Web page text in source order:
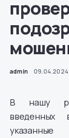
admin 09.04.2024
В нашу
введенных